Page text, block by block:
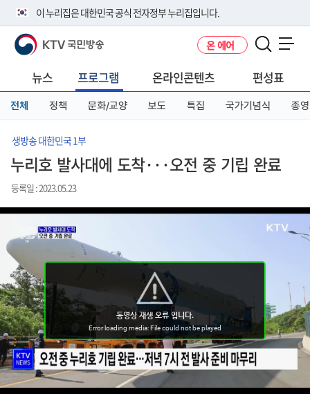
이 누리집은 대한민국 공식 전자정부 누리집입니다.
공식 누리집 주소 확인하기
니다.
이밖에 or.kr 또는 .kr등 다른 도메인 주소를 사용하고 있다면 아래 URL에
서 도메인 주소를 확인해 보세요
KTV 국민방송 온 에어
뉴스 프로그램 온라인콘텐츠 편성표
전체 정책 문화/교양 보도 특집 국가기념식 종영
생방송 대한민국 1부
누리호 발사대에 도착···오전 중 기립 완료
등록일 : 2023.05.23